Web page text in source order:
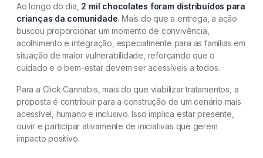
Ao longo do dia, 2 mil chocolates foram distribuídos para
crianças da comunidade. Mais do que a entrega, a ação
buscou proporcionar um momento de convivência,
acolhimento e integração, especialmente para as famílias em
situação de maior vulnerabilidade, reforçando que o
cuidado e o bem-estar devem ser acessíveis a todos.
Para a Click Cannabis, mais do que viabilizar tratamentos, a
proposta é contribuir para a construção de um cenário mais
acessível, humano e inclusivo. Isso implica estar presente,
ouvir e participar ativamente de iniciativas que gerem
impacto positivo.